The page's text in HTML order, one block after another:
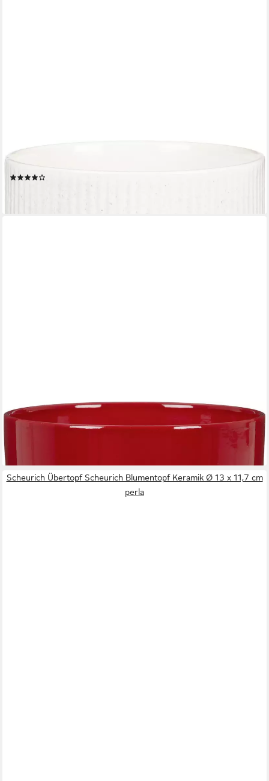
SCHEURICH
lieferbar - in 4-5 Werktagen bei dir
SCHEURICH
Übertopf Scheurich Übertopf Serie 920 Ø 16 x 14 cm rot
lieferbar - in 4-5 Werktagen bei dir
Scheurich Übertopf Scheurich Blumentopf Keramik Ø 13 x 11,7 cm
perla